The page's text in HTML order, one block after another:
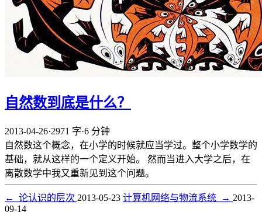
自然数到底是什么？
2013-04-26·2971 字·6 分钟
自然数这个概念，在小学的时候就应当学过。整个小学数学的
基础，就从这样的一个定义开始。 然而当进入大学之后，在
离散数学中我又重新见到这个问题。
← 论认识的层次 2013-05-23 计算机网络与物流系统 → 2013-
09-14